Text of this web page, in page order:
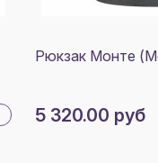
Рюкзак Монте
5 320.00 руб